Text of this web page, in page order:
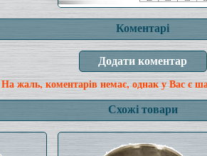
Коментарі
На жаль, коментарів немає, однак у Вас є
Схожі товари